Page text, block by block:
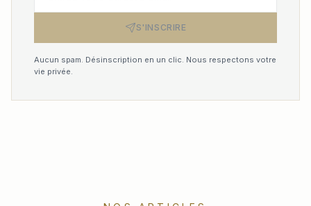
S'INSCRIRE
Aucun spam. Désinscription en un clic. Nous respectons votre
vie privée.